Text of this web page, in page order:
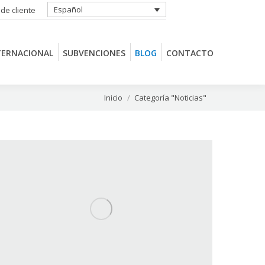
cliente Español
SUBVENCIONES BLOG CONTACTO
Estás aquí:
Inicio Categoría "Noticias"